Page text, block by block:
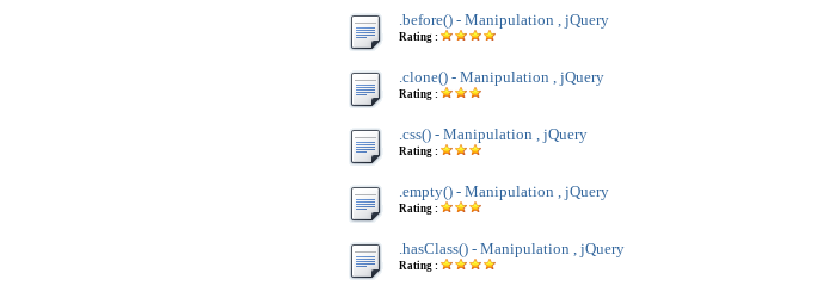
.before() - Manipulation , jQuery
Rating :
.clone() - Manipulation , jQuery
Rating :
.css() - Manipulation , jQuery
Rating :
.empty() - Manipulation , jQuery
Rating :
.hasClass() - Manipulation , jQuery
Rating :